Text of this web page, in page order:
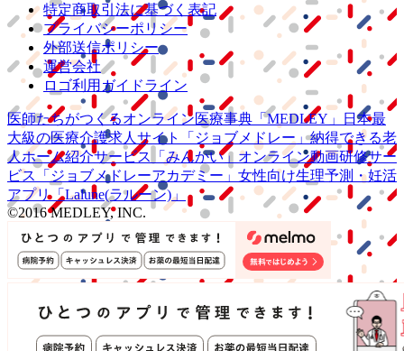
特定商取引法に基づく表記
プライバシーポリシー
外部送信ポリシー
運営会社
ロゴ利用ガイドライン
医師たちがつくるオンライン医療事典 「MEDLEY」
日本最
大級の医療介護求人サイト 「ジョブメドレー」納得できる老
人ホーム紹介サービス
「みんかい」 オンライン動画研修サー
ビス
「ジョブメドレーアカデミー」 女性向け生理予測・妊活
アプリ「Lalune(ラルーン)」
©2016 MEDLEY, INC.